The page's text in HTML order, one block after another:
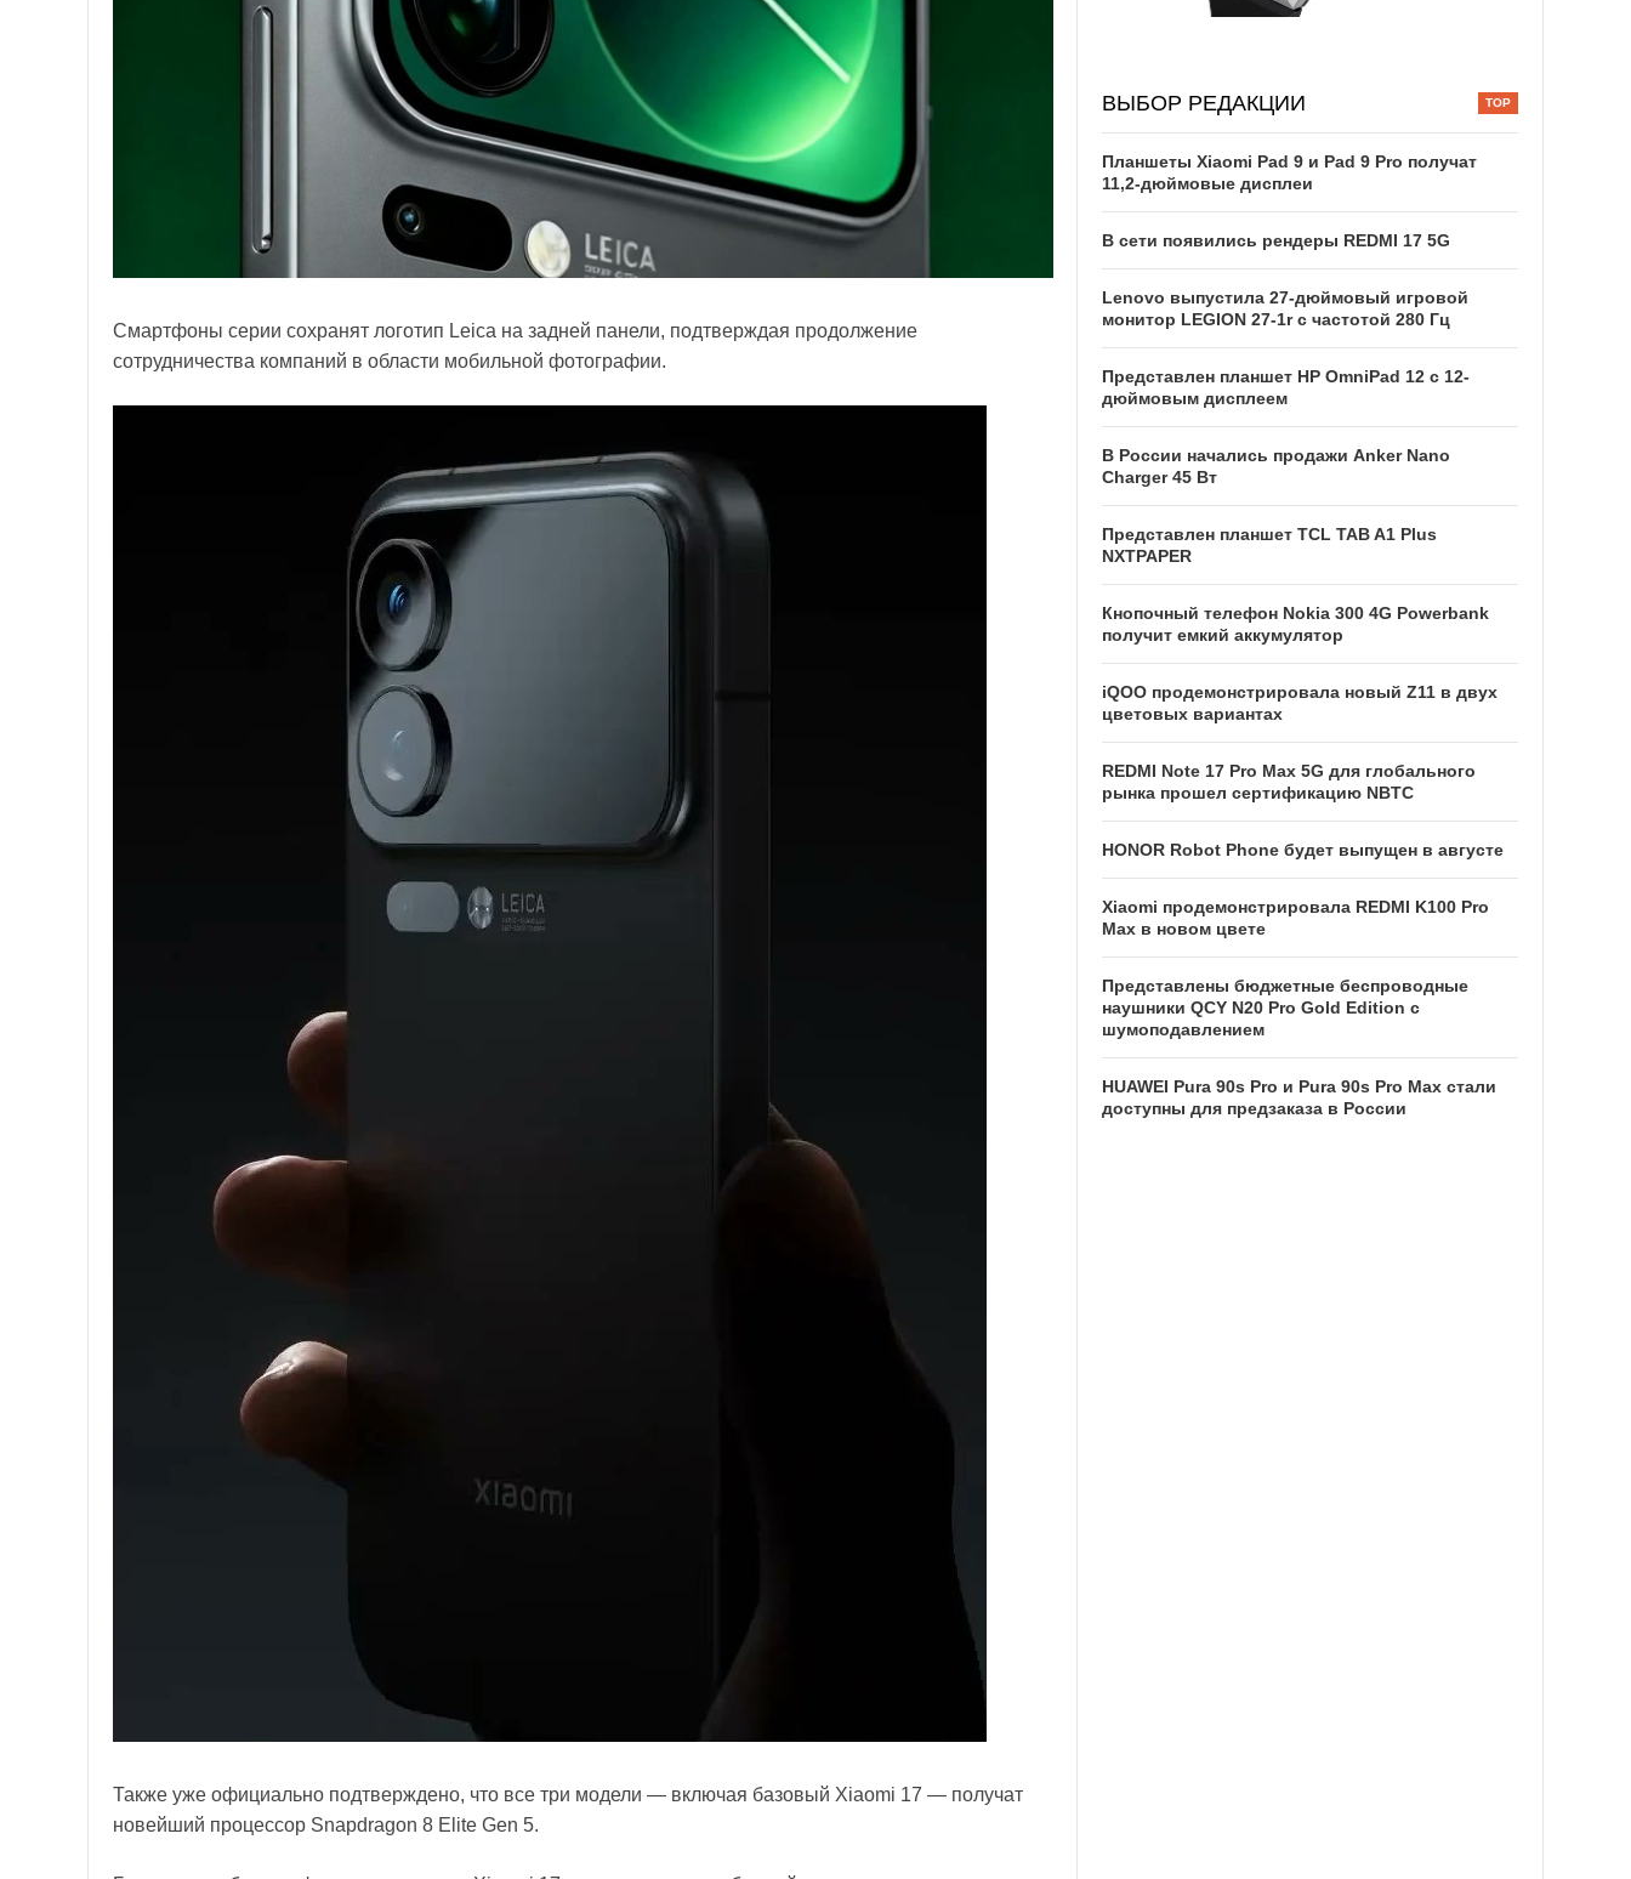
Смартфоны серии сохранят логотип Leica на задней панели, подтверждая продолжение
сотрудничества компаний в области мобильной фотографии.
Также уже официально подтверждено, что все три модели — включая базовый Xiaomi 17 — получат
новейший процессор Snapdragon 8 Elite Gen 5.
ВЫБОР РЕДАКЦИИ
Планшеты Xiaomi Pad 9 и Pad 9 Pro получат
11,2-дюймовые дисплеи
В сети появились рендеры REDMI 17 5G
Lenovo выпустила 27-дюймовый игровой
монитор LEGION 27-1r с частотой 280 Гц
Представлен планшет HP OmniPad 12 с 12-
дюймовым дисплеем
В России начались продажи Anker Nano
Charger 45 Вт
Представлен планшет TCL TAB A1 Plus
NXTPAPER
Кнопочный телефон Nokia 300 4G Powerbank
получит емкий аккумулятор
iQOO продемонстрировала новый Z11 в двух
цветовых вариантах
REDMI Note 17 Pro Max 5G для глобального
рынка прошел сертификацию NBTC
HONOR Robot Phone будет выпущен в августе
Xiaomi продемонстрировала REDMI K100 Pro
Max в новом цвете
Представлены бюджетные беспроводные
наушники QCY N20 Pro Gold Edition с
шумоподавлением
HUAWEI Pura 90s Pro и Pura 90s Pro Max стали
доступны для предзаказа в России